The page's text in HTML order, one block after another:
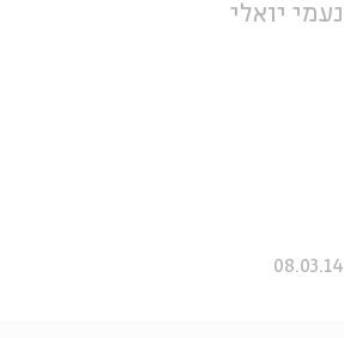
נעמי יואלי
08.03.14